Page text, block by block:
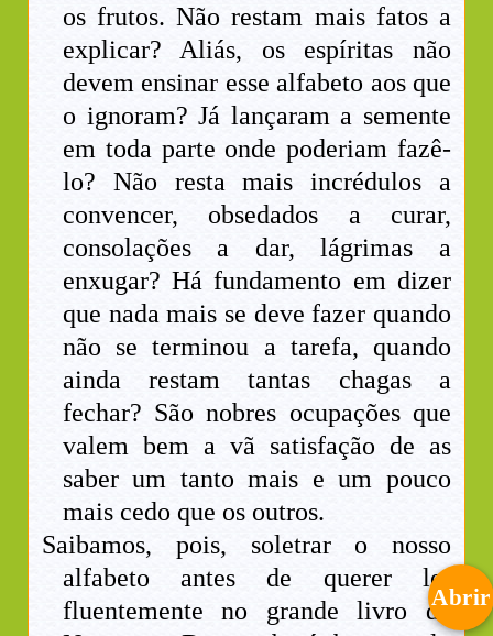
os frutos. Não restam mais fatos a
explicar? Aliás, os espíritas não
devem ensinar esse alfabeto aos que
o ignoram? Já lançaram a semente
em toda parte onde poderiam fazê-
lo? Não resta mais incrédulos a
convencer, obsedados a curar,
consolações a dar, lágrimas a
enxugar? Há fundamento em dizer
que nada mais se deve fazer quando
não se terminou a tarefa, quando
ainda restam tantas chagas a
fechar? São nobres ocupações que
valem bem a vã satisfação de as
saber um tanto mais e um pouco
mais cedo que os outros.
Saibamos, pois, soletrar o nosso
alfabeto antes de querer ler
fluentemente no grande livro daAbrir